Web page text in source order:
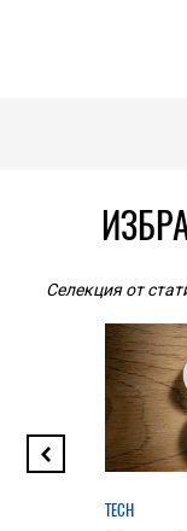
Селекция от
TECH